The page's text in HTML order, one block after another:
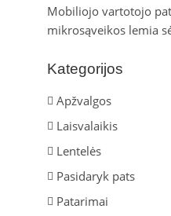
Mobiliojo vartotojo
mikrosąveikos lemia
Kategorijos
Apžvalgos
Laisvalaikis
Lentelės
Pasidaryk pats
Patarimai